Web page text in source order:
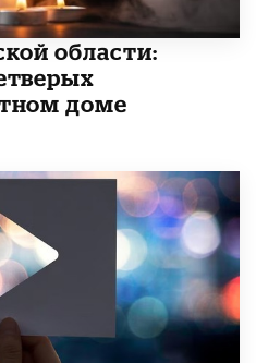
области:
доме